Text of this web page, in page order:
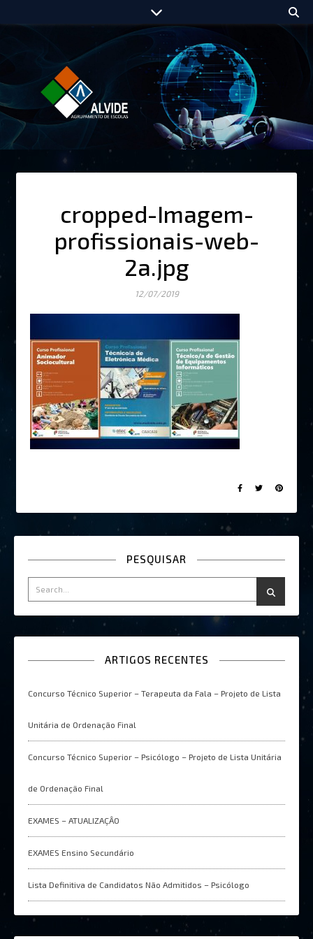
cropped-Imagem-
profissionais-web-
2a.jpg
12/07/2019
PESQUISAR
ARTIGOS RECENTES
Concurso Técnico Superior – Terapeuta da Fala – Projeto de Lista
Unitária de Ordenação Final
Concurso Técnico Superior – Psicólogo – Projeto de Lista Unitária
de Ordenação Final
EXAMES – ATUALIZAÇÂO
EXAMES Ensino Secundário
Lista Definitiva de Candidatos Não Admitidos – Psicólogo